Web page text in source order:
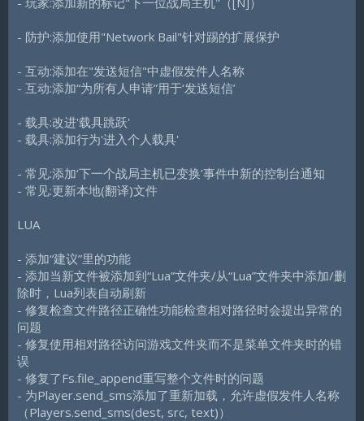
- 防护:添加使用"Network Bail"针对踢的扩展保护
- 互动:添加在"发送短信"中虚假发件人名称
- 互动:添加“为所有人申请”用于‘发送短信’
- 载具:改进'载具跳跃'
- 载具:添加行为'进入个人载具'
- 常见:添加‘下一个战局主机已变换’事件中新的控制台通知
- 常见:更新本地(翻译)文件
LUA
- 添加“建议”里的功能
- 添加当新文件被添加到“Lua”文件夹/从“Lua”文件夹中添加/删
除时，Lua列表自动刷新
- 修复检查文件路径正确性功能检查相对路径时会提出异常的
问题
- 修复使用相对路径访问游戏文件夹而不是菜单文件夹时的错
误
- 修复了Fs.file_append重写整个文件时的问题
- 为Player.send_sms添加了重新加载，允许虚假发件人名称
（Players.send_sms(dest, src, text)）